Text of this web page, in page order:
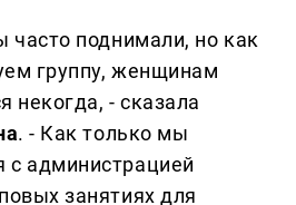
часто поднимали, но как
группу, женщинам
некогда, - сказала
. - Как только мы
с администрацией
занятиях для